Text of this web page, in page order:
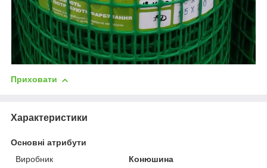
Приховати
Характеристики
Основні атрибути
Виробник
Конюшина